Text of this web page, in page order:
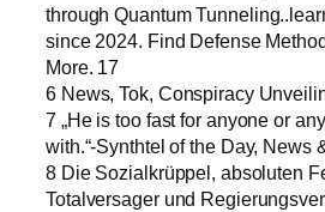
through Quantum
since 2024. Find Defense
More. 17
6 News, Tok, Conspiracy
7 „He is too fast for anyone or
with.“-Synthtel of the Day, News
8 Die Sozialkrüppel, absoluten
Totalversager und